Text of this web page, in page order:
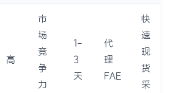
高
市
场
竞
争
力
1-
3
天
代
理
FAE
快
速
现
货
采